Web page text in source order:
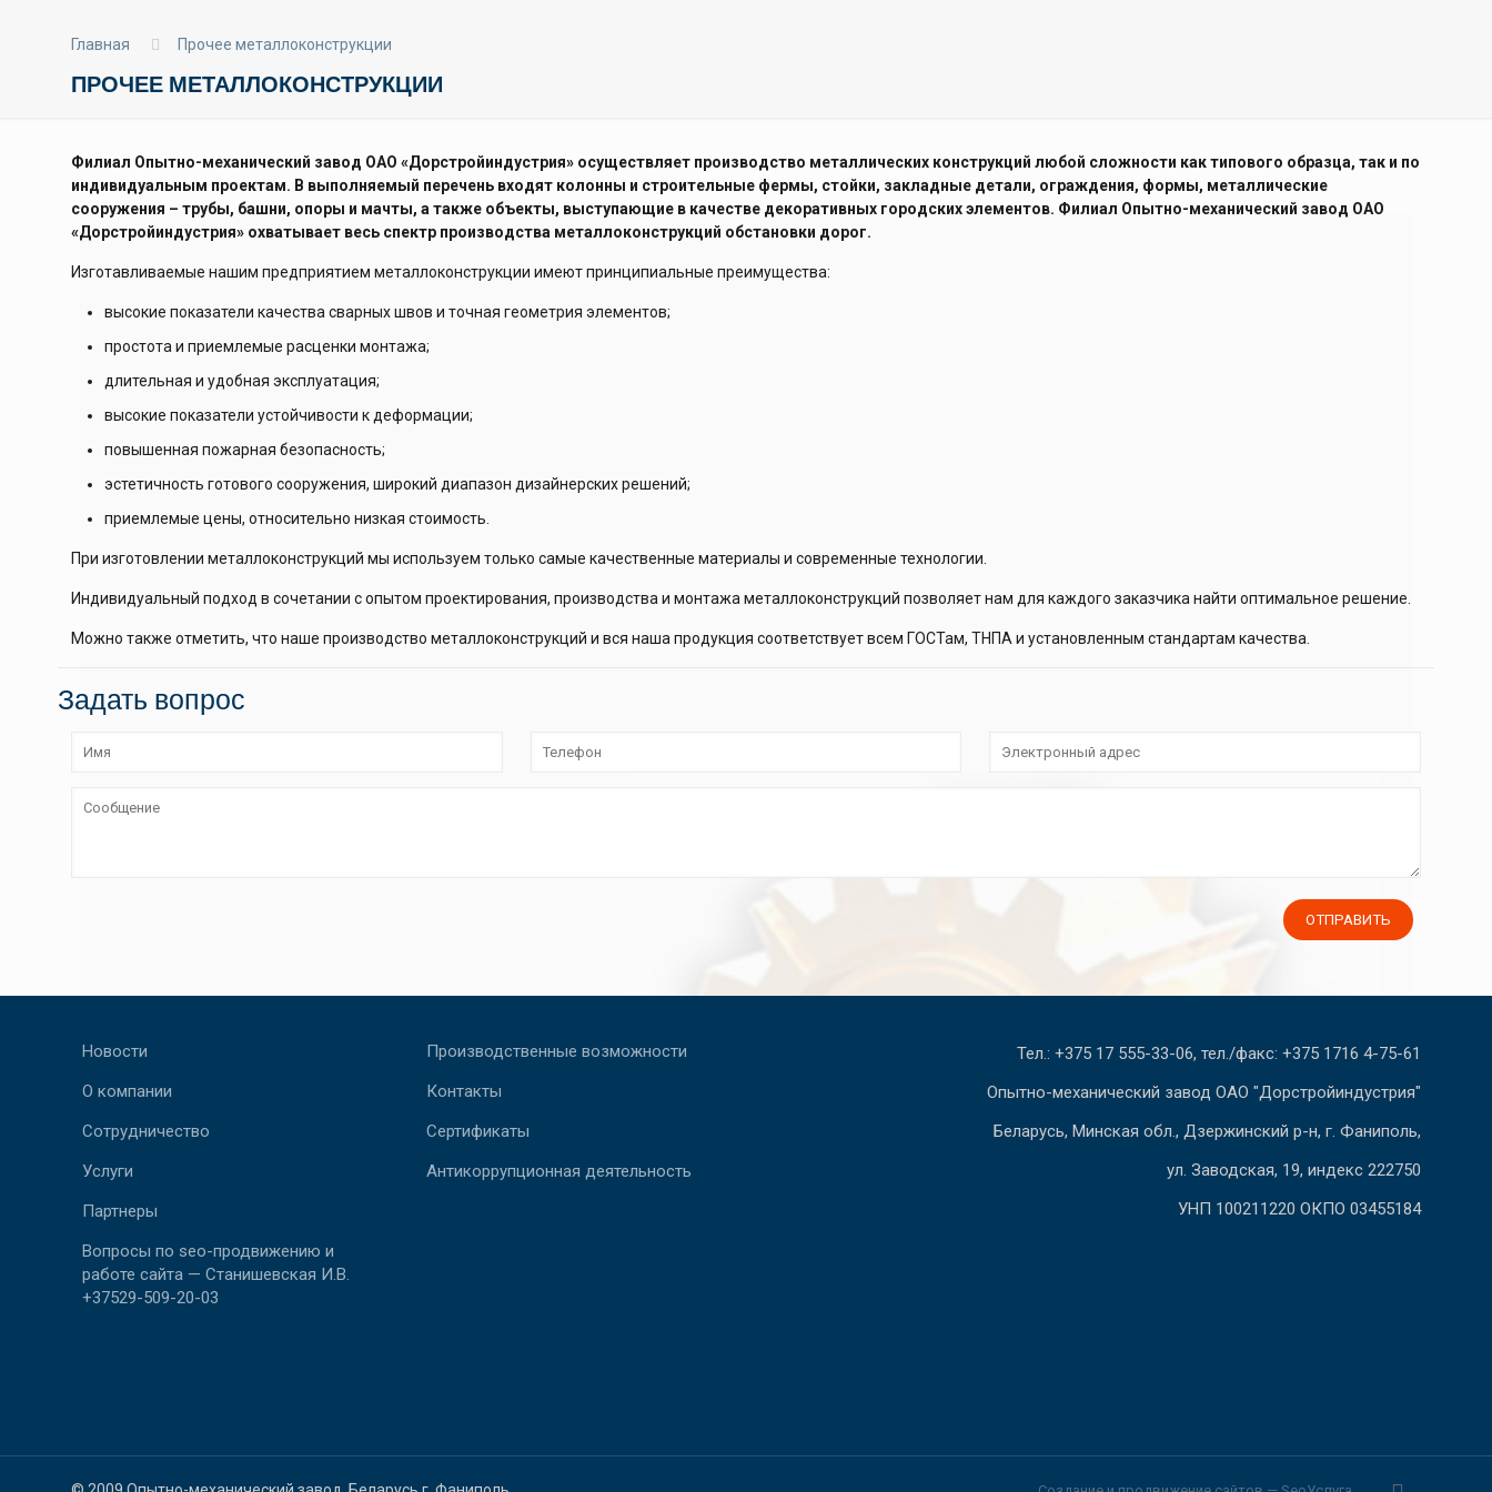
Главная Прочее металлоконструкции
ПРОЧЕЕ МЕТАЛЛОКОНСТРУКЦИИ
Филиал Опытно-механический завод ОАО «Дорстройиндустрия» осуществляет производство металлических конструкций любой сложности как типового образца, так и по
индивидуальным проектам. В выполняемый перечень входят колонны и строительные фермы, стойки, закладные детали, ограждения, формы, металлические
сооружения – трубы, башни, опоры и мачты, а также объекты, выступающие в качестве декоративных городских элементов. Филиал Опытно-механический завод ОАО
«Дорстройиндустрия» охватывает весь спектр производства металлоконструкций обстановки дорог.
Изготавливаемые нашим предприятием металлоконструкции имеют принципиальные преимущества:
высокие показатели качества сварных швов и точная геометрия элементов;
простота и приемлемые расценки монтажа;
длительная и удобная эксплуатация;
высокие показатели устойчивости к деформации;
повышенная пожарная безопасность;
эстетичность готового сооружения, широкий диапазон дизайнерских решений;
приемлемые цены, относительно низкая стоимость.
При изготовлении металлоконструкций мы используем только самые качественные материалы и современные технологии.
Индивидуальный подход в сочетании с опытом проектирования, производства и монтажа металлоконструкций позволяет нам для каждого заказчика найти оптимальное решение.
Можно также отметить, что наше производство металлоконструкций и вся наша продукция соответствует всем ГОСТам, ТНПА и установленным стандартам качества.
Задать вопрос
Новости
О компании
Сотрудничество
Услуги
Партнеры
Вопросы по seo-продвижению и
работе сайта — Станишевская И.В.
+37529-509-20-03
Производственные возможности
Контакты
Сертификаты
Антикоррупционная деятельность
Тел.: +375 17 555-33-06, тел./факс: +375 1716 4-75-61
Опытно-механический завод ОАО "Дорстройиндустрия"
Беларусь, Минская обл., Дзержинский р-н, г. Фаниполь,
ул. Заводская, 19, индекс 222750
УНП 100211220 ОКПО 03455184